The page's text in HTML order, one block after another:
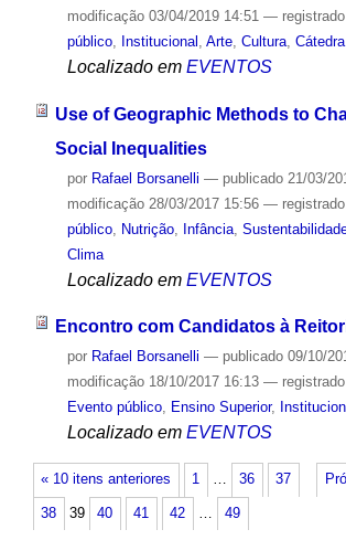
modificação03/04/2019 14:51 —
público, Institucional Arte, Cultura,
Localizado em EVENTOS
Use of Geographic Methods to
Social Inequalities
por Rafael Borsanelli — publicado21/03/
modificação28/03/2017 15:56 —
público, Nutrição, Infância,
Clima
Localizado em EVENTOS
Encontro com Candidatos à
por Rafael Borsanelli — publicado09/10/
modificação18/10/2017 16:13 —
Evento público, Ensino Superior,
Localizado em EVENTOS
« 10 itens anteriores 1 … 36 37
38 39 40 41 42 … 49